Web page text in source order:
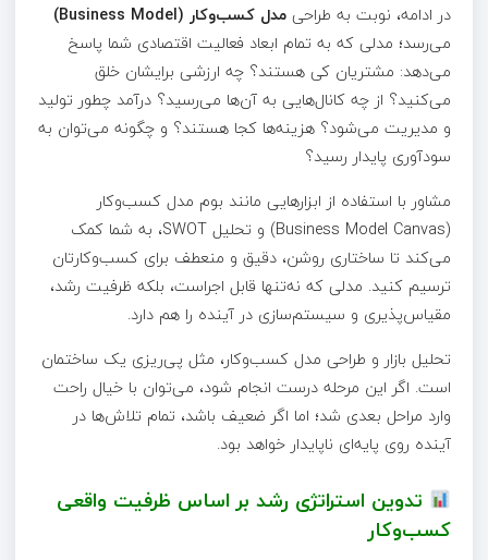
در ادامه، نوبت به طراحی مدل کسب‌وکار (Business Model)
می‌رسد؛ مدلی که به تمام ابعاد فعالیت اقتصادی شما پاسخ
می‌دهد: مشتریان کی هستند؟ چه ارزشی برایشان خلق
می‌کنید؟ از چه کانال‌هایی به آن‌ها می‌رسید؟ درآمد چطور تولید
و مدیریت می‌شود؟ هزینه‌ها کجا هستند؟ و چگونه می‌توان به
سودآوری پایدار رسید؟
مشاور با استفاده از ابزارهایی مانند بوم مدل کسب‌وکار
(Business Model Canvas) و تحلیل SWOT، به شما کمک
می‌کند تا ساختاری روشن، دقیق و منعطف برای کسب‌وکارتان
ترسیم کنید. مدلی که نه‌تنها قابل اجراست، بلکه ظرفیت رشد،
مقیاس‌پذیری و سیستم‌سازی در آینده را هم دارد.
تحلیل بازار و طراحی مدل کسب‌وکار، مثل پی‌ریزی یک ساختمان
است. اگر این مرحله درست انجام شود، می‌توان با خیال راحت
وارد مراحل بعدی شد؛ اما اگر ضعیف باشد، تمام تلاش‌ها در
آینده روی پایه‌ای ناپایدار خواهد بود.
تدوین استراتژی رشد بر اساس ظرفیت واقعی
کسب‌وکار